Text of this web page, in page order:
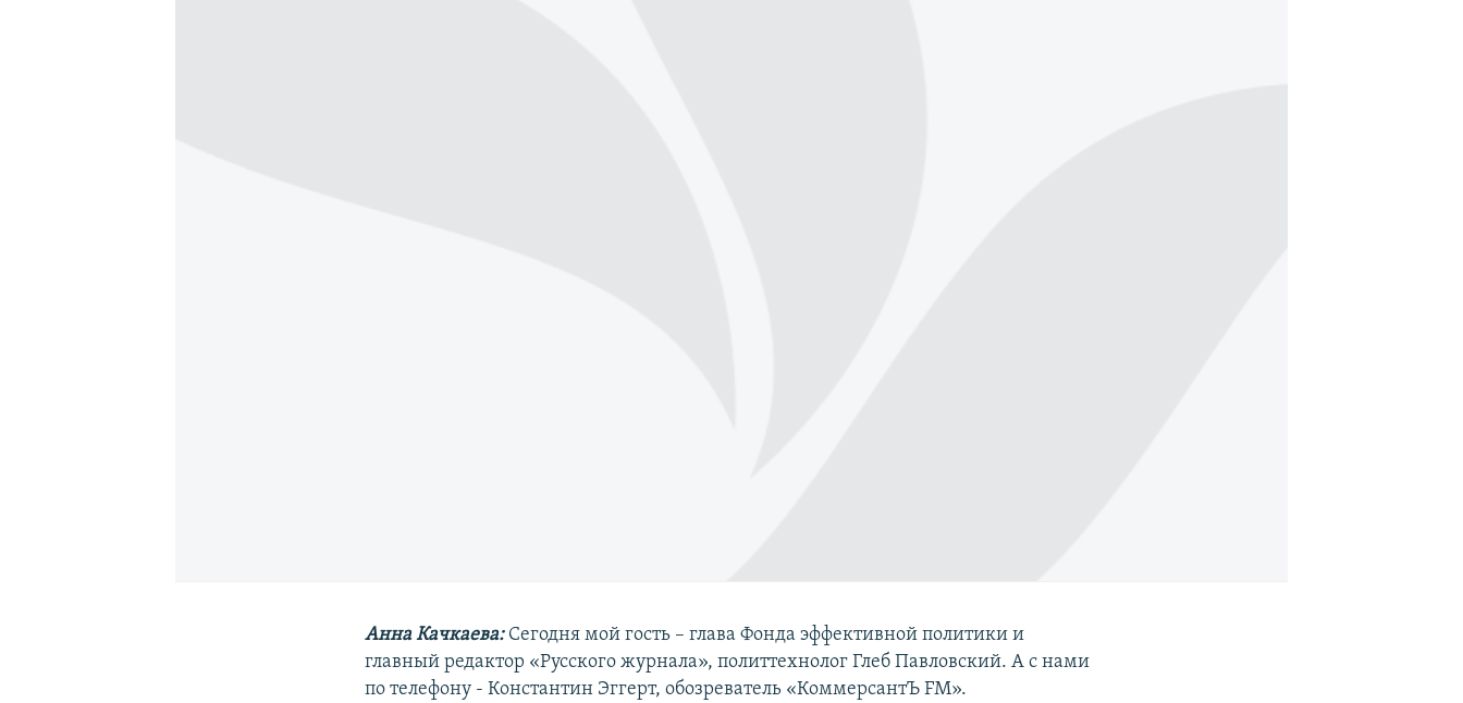
Анна Качкаева:Сегодня мой гость – глава Фонда эффективной политики и
главный редактор «Русского журнала», политтехнолог Глеб Павловский. А с нами
по телефону - Константин Эггерт, обозреватель «КоммерсантЪ FM».